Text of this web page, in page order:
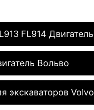
FL914 Двигатель
Вольво
экскаваторов Volvo